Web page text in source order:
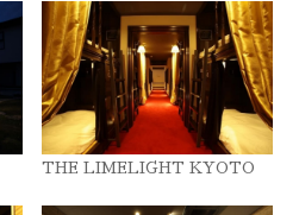
THE LIMELIGHT KYOTO